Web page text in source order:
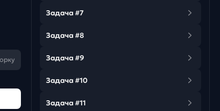
Задача #7
Задача #8
Задача #9
Задача #10
Задача #11